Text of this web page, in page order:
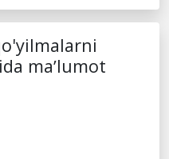
maʼlumot